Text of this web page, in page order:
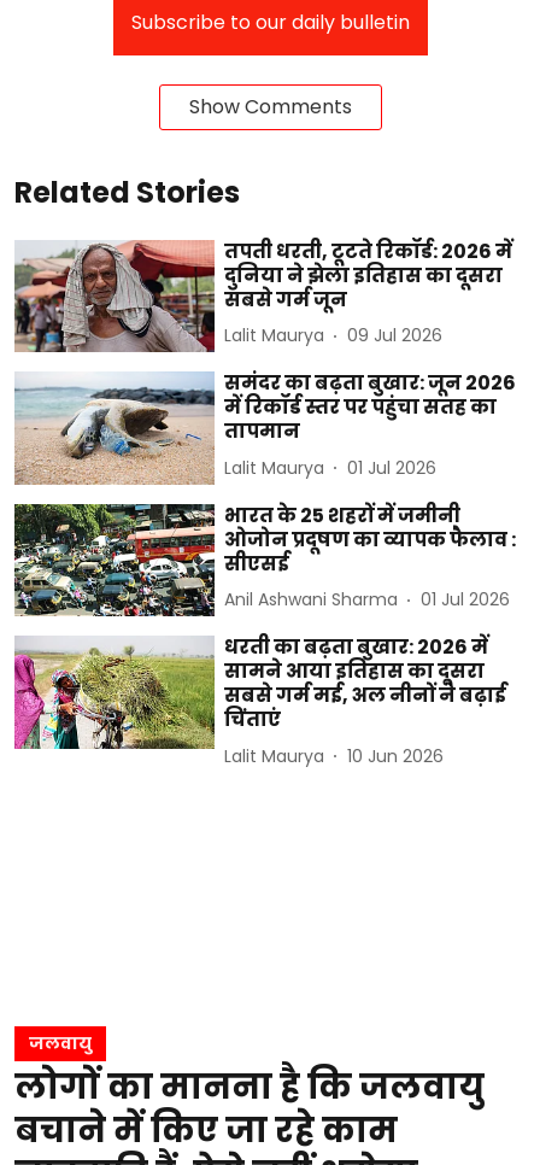
Subscribe to our daily bulletin
Show Comments
Related Stories
तपती धरती, टूटते रिकॉर्ड: 2026 में
दुनिया ने झेला इतिहास का दूसरा
सबसे गर्म जून
Lalit Maurya 09 Jul 2026
समंदर का बढ़ता बुखार: जून 2026
में रिकॉर्ड स्तर पर पहुंचा सतह का
तापमान
Lalit Maurya 01 Jul 2026
भारत के 25 शहरों में जमीनी
ओजोन प्रदूषण का व्यापक फैलाव :
सीएसई
Anil Ashwani Sharma 01 Jul 2026
धरती का बढ़ता बुखार: 2026 में
सामने आया इतिहास का दूसरा
सबसे गर्म मई, अल नीनों ने बढ़ाई
चिंताएं
Lalit Maurya 10 Jun 2026
जलवायु
लोगों का मानना है कि जलवायु
बचाने में किए जा रहे काम